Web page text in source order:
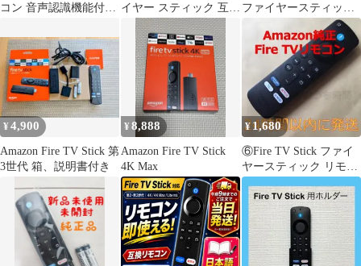
コン 音声認識機能付き
イヤースティック 4K
テレビ Amazon アマゾ
ン 4K MAX スマートテ
レビ 第3世代 Prime
Video Netflix Hulu
Disney+
イヤー スティック 互換
用 リモコン
ファイヤースティック
TVerリモコンのみ
¥4,900
Amazon Fire TV Stick 第
3世代 箱、説明書付き
¥8,888
Amazon Fire TV Stick
4K Max
¥1,680
⑥Fire TV Stick ファイ
ヤースティック リモコ
ン（第3世代）